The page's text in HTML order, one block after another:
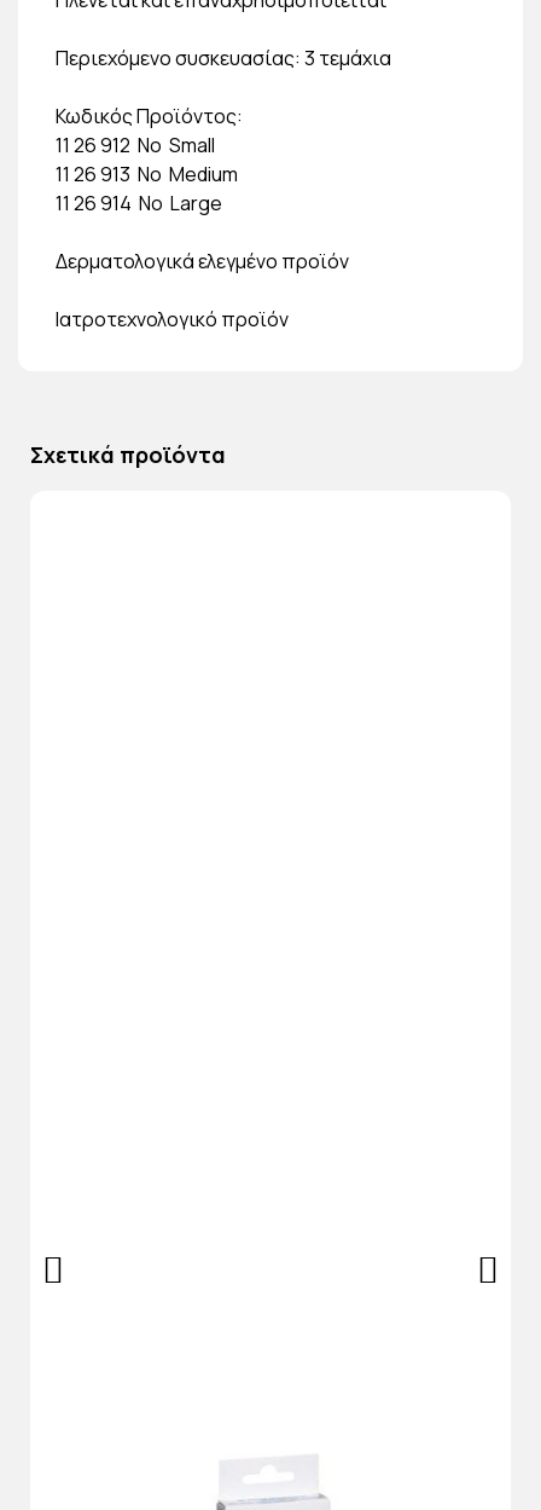
Περιεχόμενο συσκευασίας: 3 τεμάχια
Κωδικός Προϊόντος:
11 26 912 Νο Small
11 26 913 Νο Medium
11 26 914 Νο Large
Δερματολογικά ελεγμένο προϊόν
Ιατροτεχνολογικό προϊόν
Σχετικά προϊόντα